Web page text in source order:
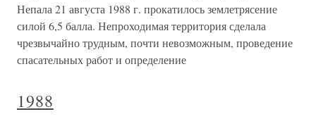
Непала 21 августа 1988 г. прокатилось землетрясение
силой 6,5 балла. Непроходимая территория сделала
чрезвычайно трудным, почти невозможным, проведение
спасательных работ и определение
1988